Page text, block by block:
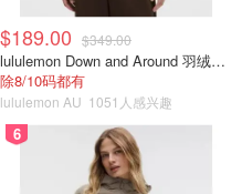
$189.00 $349.00
lululemon Down and Around 羽绒夹克
除8/10码都有
lululemon AU 1051人感兴趣
6